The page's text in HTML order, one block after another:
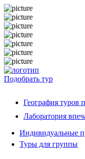
Подобрать тур
География туров
Лаборатория
Индивидуальные
Туры для группы